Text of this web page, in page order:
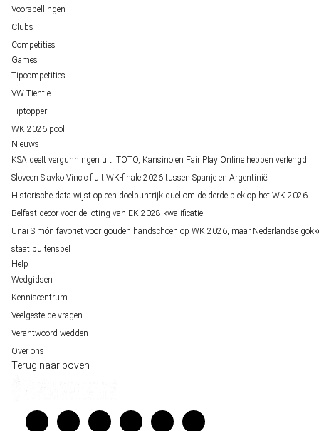
Voorspellingen
Clubs
Competities
Games
Tipcompetities
VW-Tientje
Tiptopper
WK 2026 pool
Nieuws
KSA deelt vergunningen uit: TOTO, Kansino en Fair Play Online hebben verlengd
Sloveen Slavko Vincic fluit WK-finale 2026 tussen Spanje en Argentinië
Historische data wijst op een doelpuntrijk duel om de derde plek op het WK 2026
Belfast decor voor de loting van EK 2028 kwalificatie
Unai Simón favoriet voor gouden handschoen op WK 2026, maar Nederlandse
staat buitenspel
Help
Wedgidsen
Kenniscentrum
Veelgestelde vragen
Verantwoord wedden
Over ons
Terug naar boven